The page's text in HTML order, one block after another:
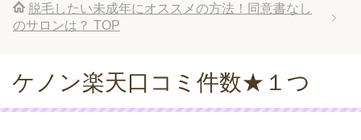
脱毛したい未成年にオススメの方法！同意書なし
のサロンは？ TOP
ケノン楽天口コミ件数★１つ